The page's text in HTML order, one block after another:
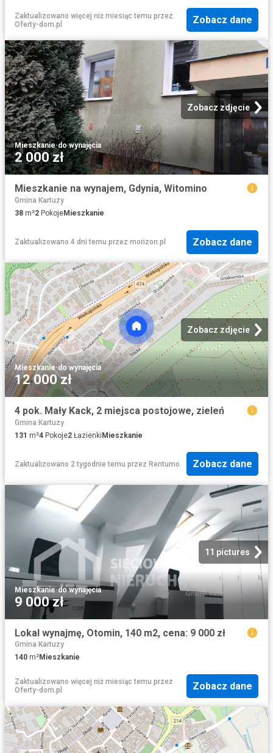
Zaktualizowano więcej niż miesiąc temu przez
Oferty-dom.pl
Zobacz dane
Zobacz zdjęcie
Mieszkanie·do wynajęcia
2 000 zł
Mieszkanie na wynajem, Gdynia, Witomino
Gmina Kartuzy
38 m²2 PokojeMieszkanie
Zaktualizowano 4 dni temu przez morizon.pl Zobacz dane
Zobacz zdjęcie
Mieszkanie·do wynajęcia
12 000 zł
4 pok. Mały Kack, 2 miejsca postojowe, zieleń
Gmina Kartuzy
131 m²4 Pokoje2 ŁazienkiMieszkanie
Zaktualizowano 2 tygodnie temu przez Rentumo Zobacz dane
11 pictures
Mieszkanie·do wynajęcia
9 000 zł
Lokal wynajmę, Otomin, 140 m2, cena: 9 000 zł
Gmina Kartuzy
140 m²Mieszkanie
Zaktualizowano więcej niż miesiąc temu przez
Oferty-dom.pl
Zobacz dane